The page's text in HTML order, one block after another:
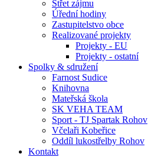
Střet zájmu
Úřední hodiny
Zastupitelstvo obce
Realizované projekty
Projekty - EU
Projekty - ostatní
Spolky & sdružení
Farnost Sudice
Knihovna
Mateřská škola
SK VEHA TEAM
Sport - TJ Spartak Rohov
Včelaři Kobeřice
Oddíl lukostřelby Rohov
Kontakt